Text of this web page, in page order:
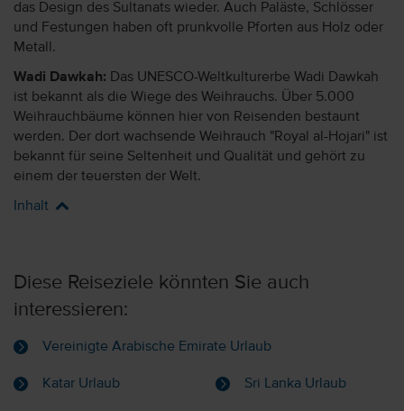
das Design des Sultanats wieder. Auch Paläste, Schlösser
und Festungen haben oft prunkvolle Pforten aus Holz oder
Metall.
Wadi Dawkah: Das UNESCO-Weltkulturerbe Wadi Dawkah
ist bekannt als die Wiege des Weihrauchs. Über 5.000
Weihrauchbäume können hier von Reisenden bestaunt
werden. Der dort wachsende Weihrauch "Royal al-Hojari" ist
bekannt für seine Seltenheit und Qualität und gehört zu
einem der teuersten der Welt.
Inhalt
Diese Reiseziele könnten Sie auch
interessieren:
Vereinigte Arabische Emirate Urlaub
Katar Urlaub Sri Lanka Urlaub